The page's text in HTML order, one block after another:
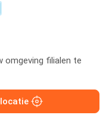
omgeving filialen te